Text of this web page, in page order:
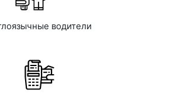
водители